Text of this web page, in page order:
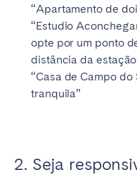
“Apartamento de
“Estudio
opte por um ponto
distância da
“Casa de Campo do
tranquila”
2. Seja